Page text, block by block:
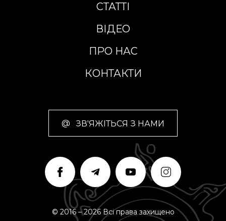
СТАТТІ
ВІДЕО
ПРО НАС
КОНТАКТИ
@ ЗВ'ЯЖІТЬСЯ З НАМИ
© 2016 – 2026 Всі права захищено